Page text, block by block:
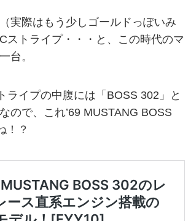
実際はもう少しゴールドっぽいみ
ストライプ・・・と、この時代のマ
台。
ライプの中腹には「BOSS 302」と
ので、これ’69 MUSTANG BOSS
！？